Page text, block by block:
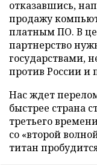
отказавшись,
продажу
платным ПО. В
партнерство
государствами,
против России и
Нас ждет
быстрее страна
третьего
со «второй
титан